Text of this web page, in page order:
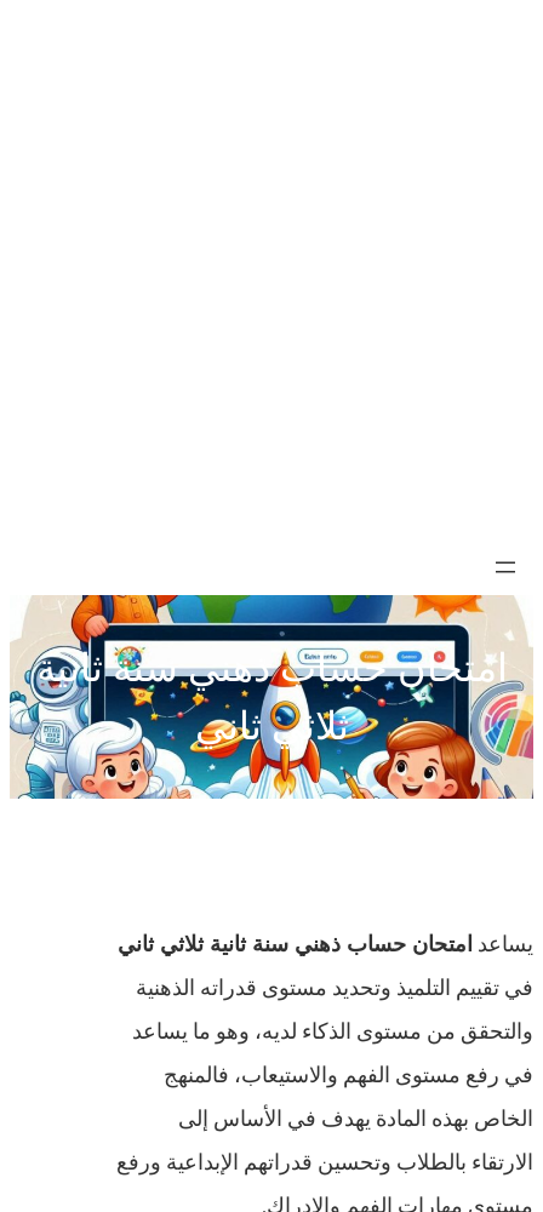
تخطى
إلى
المحتوى
امتحان حساب ذهني سنة ثانية
ثلاثي ثاني
يساعد امتحان حساب ذهني سنة ثانية ثلاثي ثاني
في تقييم التلميذ وتحديد مستوى قدراته الذهنية
والتحقق من مستوى الذكاء لديه، وهو ما يساعد
في رفع مستوى الفهم والاستيعاب، فالمنهج
الخاص بهذه المادة يهدف في الأساس إلى
الارتقاء بالطلاب وتحسين قدراتهم الإبداعية ورفع